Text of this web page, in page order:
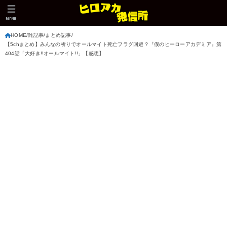
MENU
HOME 雑記事 まとめ記事
【5chまとめ】みんなの祈りでオールマイト死亡フラグ回避？『僕のヒーローアカデミア』第
404話「大好き!!オールマイト!!」【感想】